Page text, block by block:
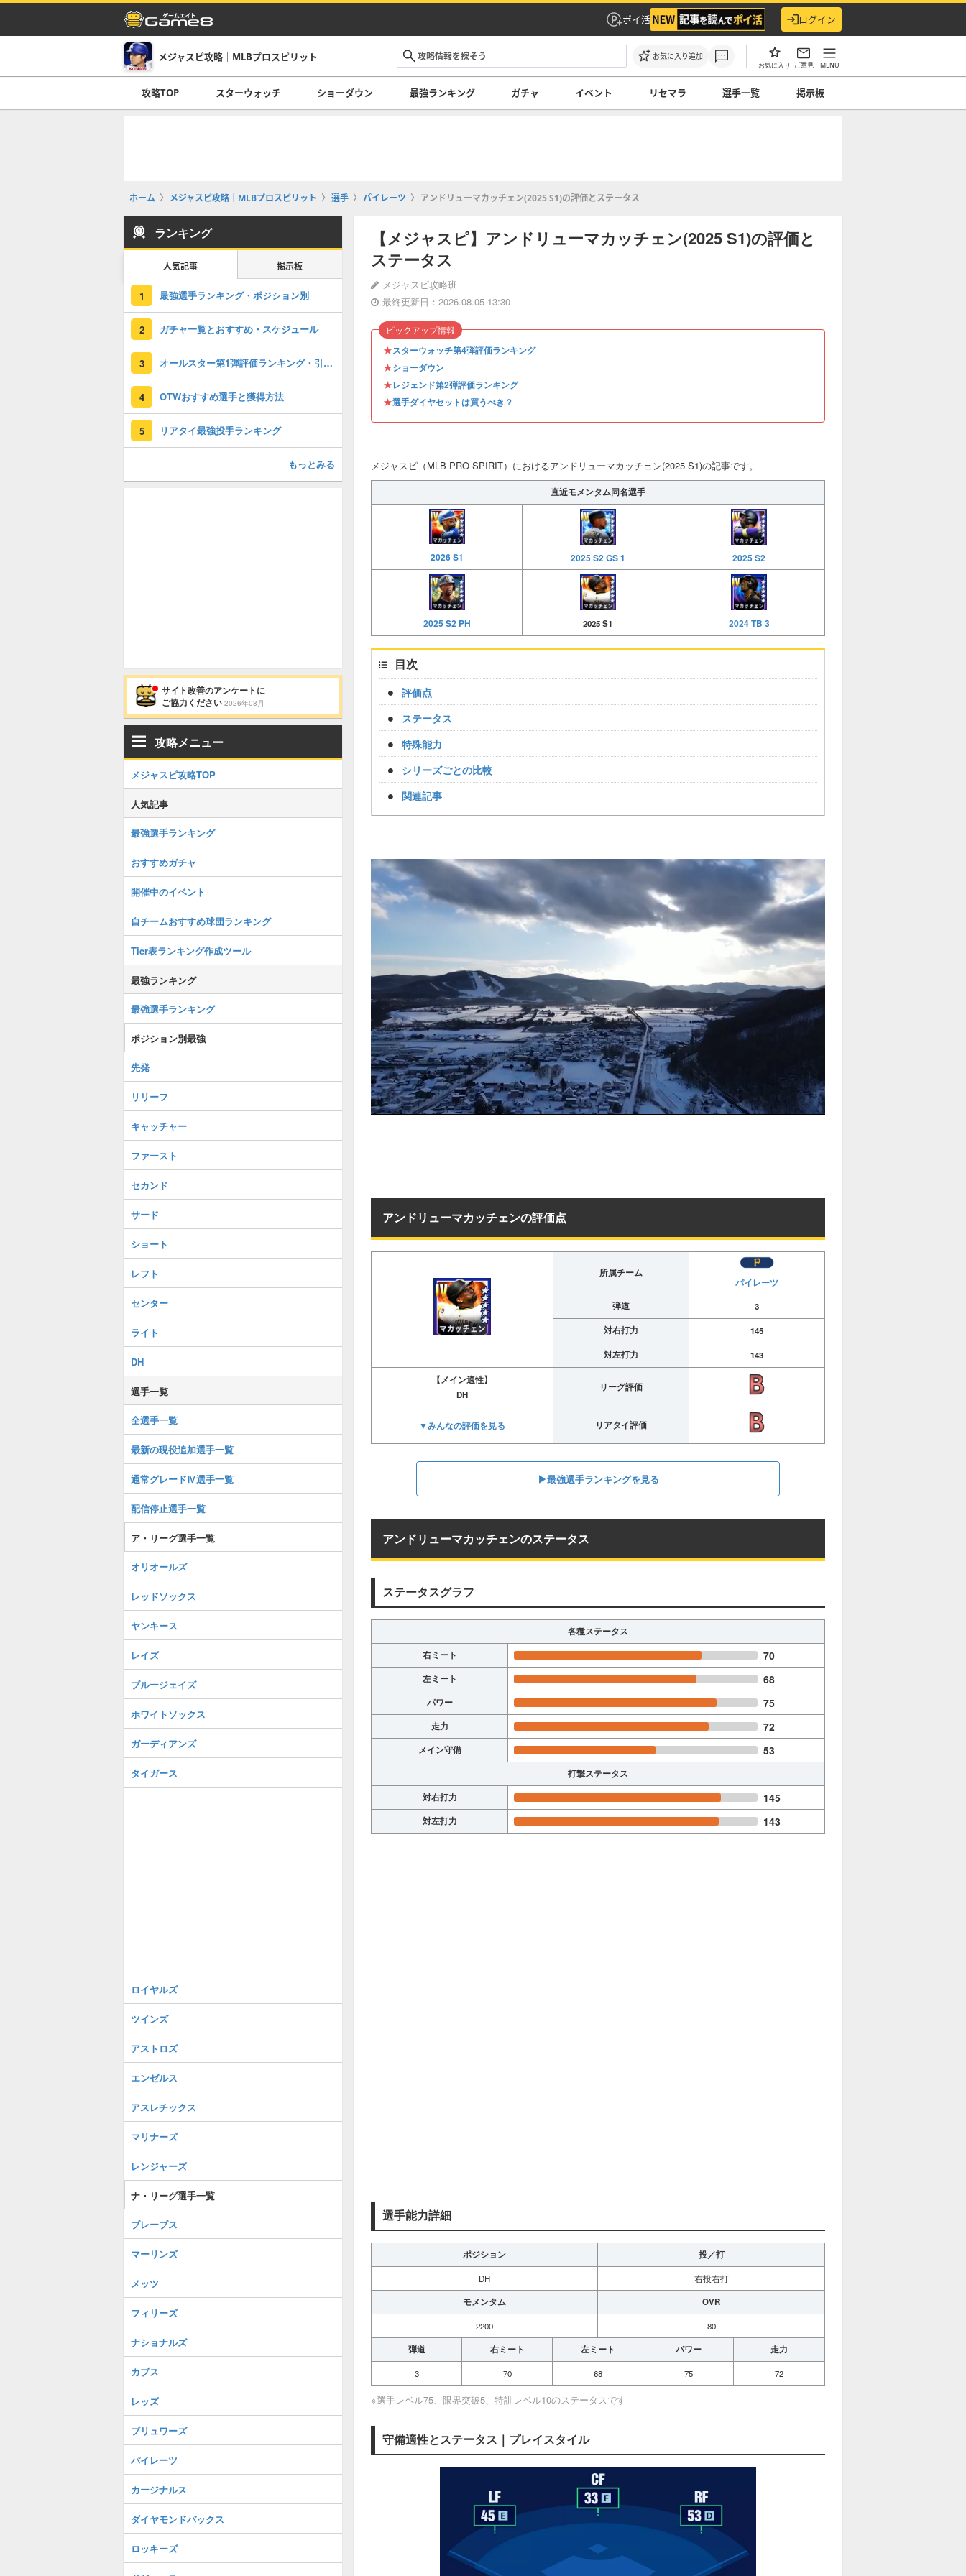
ポイ活 ログイン
メジャスピ攻略｜MLBプロスピリット お気に入り追加
お気に入り ご意見 MENU
攻略TOP スターウォッチ ショーダウン 最強ランキング ガチャ イベント リセマラ 選手一覧 掲示板
ホーム メジャスピ攻略｜MLBプロスピリット 選手 パイレーツ アンドリューマカッチェン(2025 S1)の評価とステータス
【メジャスピ】アンドリューマカッチェン(2025 S1)の評価と
ステータス
メジャスピ攻略班
最終更新日：2026.08.05 13:30
★スターウォッチ第4弾評価ランキング
★ショーダウン
★レジェンド第2弾評価ランキング
★選手ダイヤセットは買うべき？
ピックアップ情報
メジャスピ（MLB PRO SPIRIT）におけるアンドリューマカッチェン(2025 S1)の記事です。
直近モメンタム同名選手
2026 S1 2025 S2 GS 1 2025 S2
2025 S2 PH 2025 S1 2024 TB 3
目次
評価点
ステータス
特殊能力
シリーズごとの比較
関連記事
アンドリューマカッチェンの評価点
所属チーム
パイレーツ
弾道
3
対右打力
145
対左打力
143
【メイン適性】
DH
リーグ評価
▼みんなの評価を見る リアタイ評価
▶︎最強選手ランキングを見る
アンドリューマカッチェンのステータス
ステータスグラフ
各種ステータス
右ミート
70
左ミート 68
パワー 75
走力 72
メイン守備 53
打撃ステータス
対右打力
145
対左打力 143
選手能力詳細
ポジション 投／打
DH 右投右打
モメンタム OVR
2200 80
弾道 右ミート 左ミート パワー 走力
3 70 68 75 72
※選手レベル75、限界突破5、特訓レベル10のステータスです
守備適性とステータス｜プレイスタイル
ランキング
人気記事 掲示板
1 最強選手ランキング・ポジション別
2 ガチャ一覧とおすすめ・スケジュール
3 オールスター第1弾評価ランキング・引くべき？
4 OTWおすすめ選手と獲得方法
5 リアタイ最強投手ランキング
もっとみる
サイト改善のアンケートに
ご協力ください 2026年08月
攻略メニュー
メジャスピ攻略TOP
人気記事
最強選手ランキング
おすすめガチャ
開催中のイベント
自チームおすすめ球団ランキング
Tier表ランキング作成ツール
最強ランキング
最強選手ランキング
ポジション別最強
先発
リリーフ
キャッチャー
ファースト
セカンド
サード
ショート
レフト
センター
ライト
DH
選手一覧
全選手一覧
最新の現役追加選手一覧
通常グレードⅣ選手一覧
配信停止選手一覧
ア・リーグ選手一覧
オリオールズ
レッドソックス
ヤンキース
レイズ
ブルージェイズ
ホワイトソックス
ガーディアンズ
タイガース
ロイヤルズ
ツインズ
アストロズ
エンゼルス
アスレチックス
マリナーズ
レンジャーズ
ナ・リーグ選手一覧
ブレーブス
マーリンズ
メッツ
フィリーズ
ナショナルズ
カブス
レッズ
ブリュワーズ
パイレーツ
カージナルス
ダイヤモンドバックス
ロッキーズ